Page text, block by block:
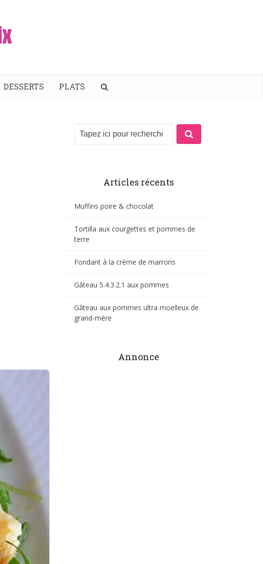
DESSERTS PLATS
Articles récents
Muffins poire & chocolat
Tortilla aux courgettes et pommes de
terre
Fondant à la crème de marrons
Gâteau 5.4.3.2.1 aux pommes
Gâteau aux pommes ultra moelleux de
grand-mère
Annonce